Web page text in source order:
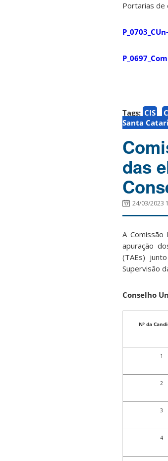
Portarias de
Tags: CIS
Santa
das
24/03/2023
A
apuração
(TAEs)
Supervisão
Conselho
Nº da
1
2
3
4